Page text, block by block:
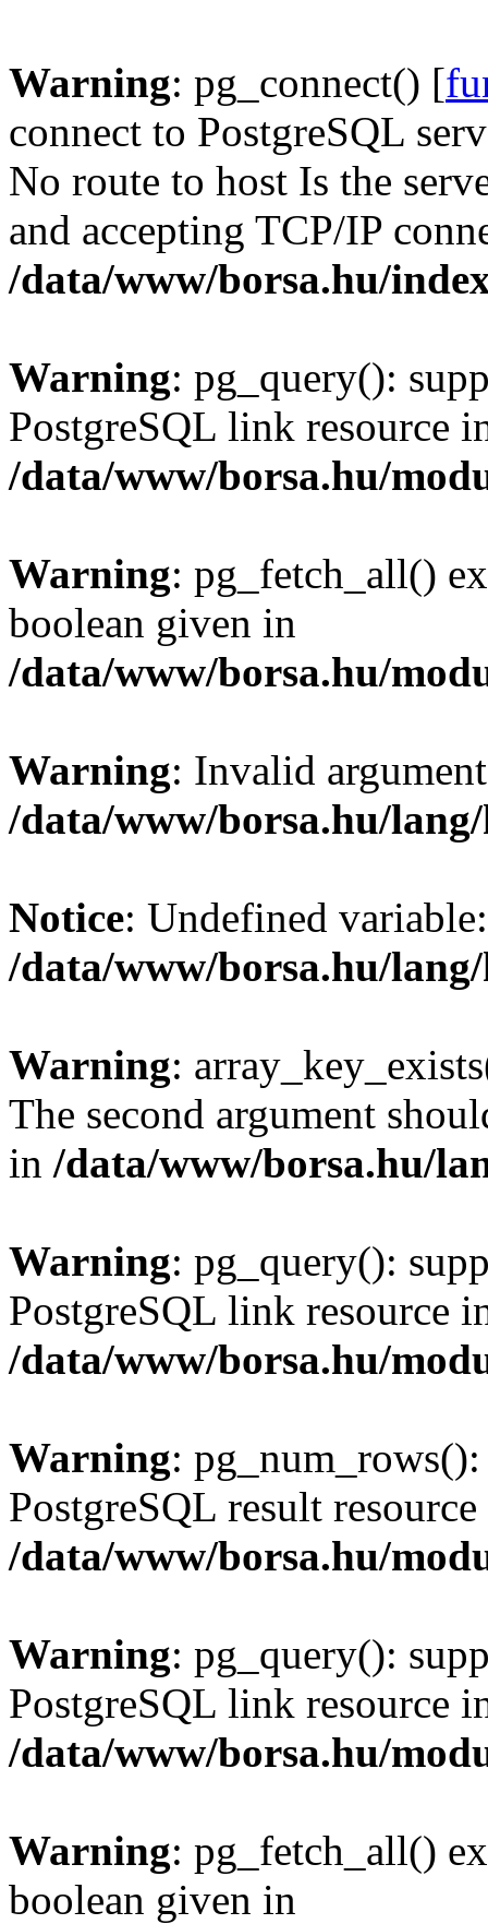
Warning: pg_connect() [
connect to PostgreSQL
No route to host Is the
and accepting TCP/IP
/data/www/borsa.hu/
Warning: pg_query():
PostgreSQL link resource
/data/www/borsa.hu/
Warning: pg_fetch_all()
boolean given in
/data/www/borsa.hu/
Warning: Invalid
/data/www/borsa.hu/
Notice: Undefined
/data/www/borsa.hu/
Warning:
The second argument
in /data/www/borsa.hu/
Warning: pg_query():
PostgreSQL link resource
/data/www/borsa.hu/
Warning:
PostgreSQL result
/data/www/borsa.hu/
Warning: pg_query():
PostgreSQL link resource
/data/www/borsa.hu/
Warning: pg_fetch_all()
boolean given in